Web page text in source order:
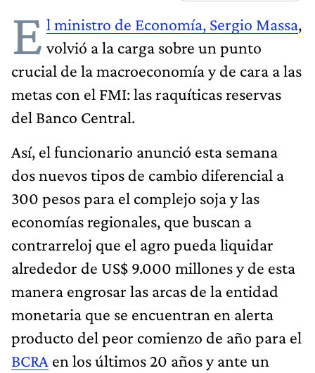
E l ministro de Economía, Sergio Massa,
volvió a la carga sobre un punto
crucial de la macroeconomía y de cara a las
metas con el FMI: las raquíticas reservas
del Banco Central.
Así, el funcionario anunció esta semana
dos nuevos tipos de cambio diferencial a
300 pesos para el complejo soja y las
economías regionales, que buscan a
contrarreloj que el agro pueda liquidar
alrededor de US$ 9.000 millones y de esta
manera engrosar las arcas de la entidad
monetaria que se encuentran en alerta
producto del peor comienzo de año para el
BCRA en los últimos 20 años y ante un